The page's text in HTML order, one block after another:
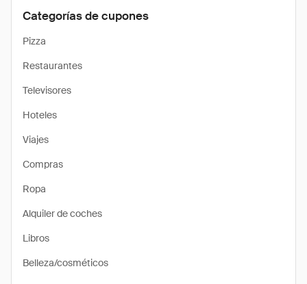
Categorías de cupones
Pizza
Restaurantes
Televisores
Hoteles
Viajes
Compras
Ropa
Alquiler de coches
Libros
Belleza/cosméticos